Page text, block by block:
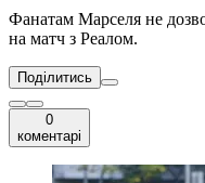
Фанатам Марселя не
на матч з Реалом.
Поділитись
0
коментарі